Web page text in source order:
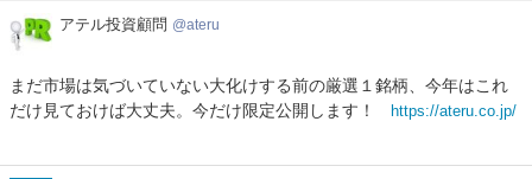
ア
投
資
アテル投資顧問 ateru
まだ市場は気づいていない大化けする前の厳選１銘柄、今年はこれ
だけ見ておけば大丈夫。今だけ限定公開します！
https://ateru.co.jp/